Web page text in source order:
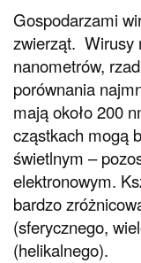
Gospodarzami
zwierząt. Wirusy
nanometrów,
porównania
mają około 200
cząstkach mogą
świetlnym –
elektronowym.
bardzo
(sferycznego,
(helikalnego).